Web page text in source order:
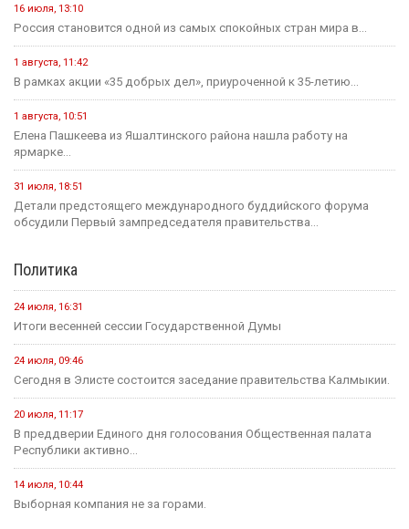
16 июля, 13:10
Россия становится одной из самых спокойных стран мира в...
1 августа, 11:42
В рамках акции «35 добрых дел», приуроченной к 35-летию...
1 августа, 10:51
Елена Пашкеева из Яшалтинского района нашла работу на
ярмарке...
31 июля, 18:51
Детали предстоящего международного буддийского форума
обсудили Первый зампредседателя правительства...
Политика
24 июля, 16:31
Итоги весенней сессии Государственной Думы
24 июля, 09:46
Сегодня в Элисте состоится заседание правительства Калмыкии.
20 июля, 11:17
В преддверии Единого дня голосования Общественная палата
Республики активно...
14 июля, 10:44
Выборная компания не за горами.